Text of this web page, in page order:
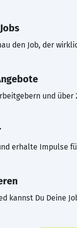
den Job, der
und über
erhalte Impulse
kannst Du Deine